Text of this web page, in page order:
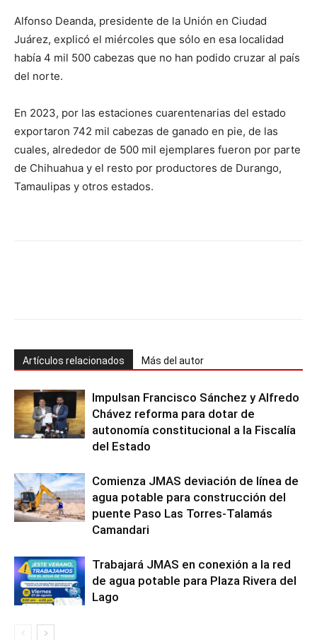
Alfonso Deanda, presidente de la Unión en Ciudad
Juárez, explicó el miércoles que sólo en esa localidad
había 4 mil 500 cabezas que no han podido cruzar al país
del norte.
En 2023, por las estaciones cuarentenarias del estado
exportaron 742 mil cabezas de ganado en pie, de las
cuales, alrededor de 500 mil ejemplares fueron por parte
de Chihuahua y el resto por productores de Durango,
Tamaulipas y otros estados.
Artículos relacionados Más del autor
Impulsan Francisco Sánchez y Alfredo
Chávez reforma para dotar de
autonomía constitucional a la Fiscalía
del Estado
Comienza JMAS deviación de línea de
agua potable para construcción del
puente Paso Las Torres-Talamás
Camandari
Trabajará JMAS en conexión a la red
de agua potable para Plaza Rivera del
Lago